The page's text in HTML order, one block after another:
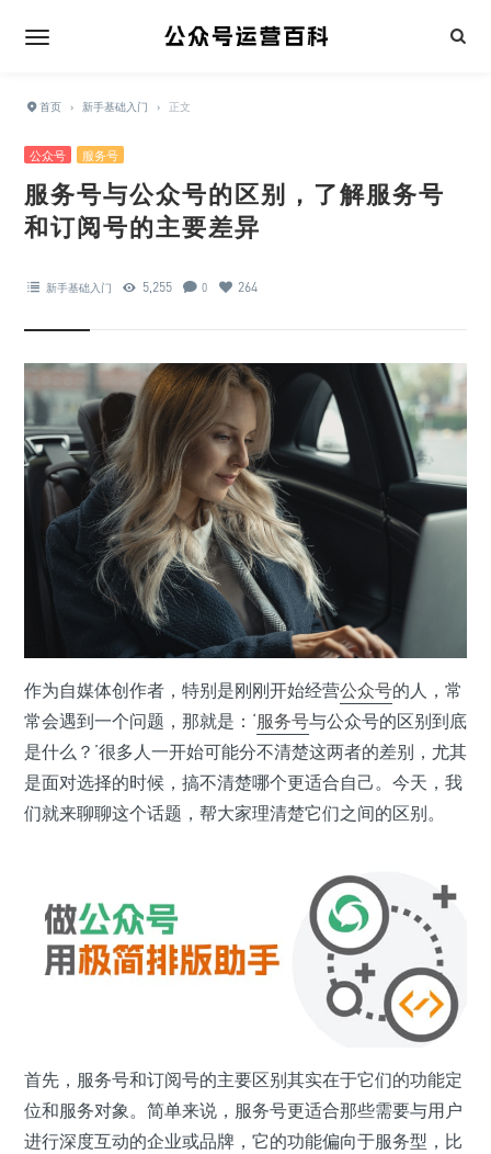
首页 › 新手基础入门 › 正文
公众号 服务号
服务号与公众号的区别，了解服务号
和订阅号的主要差异
新手基础入门 5,255 0 264
作为自媒体创作者，特别是刚刚开始经营公众号的人，常
常会遇到一个问题，那就是：‘服务号与公众号的区别到底
是什么？’很多人一开始可能分不清楚这两者的差别，尤其
是面对选择的时候，搞不清楚哪个更适合自己。今天，我
们就来聊聊这个话题，帮大家理清楚它们之间的区别。
首先，服务号和订阅号的主要区别其实在于它们的功能定
位和服务对象。简单来说，服务号更适合那些需要与用户
进行深度互动的企业或品牌，它的功能偏向于服务型，比